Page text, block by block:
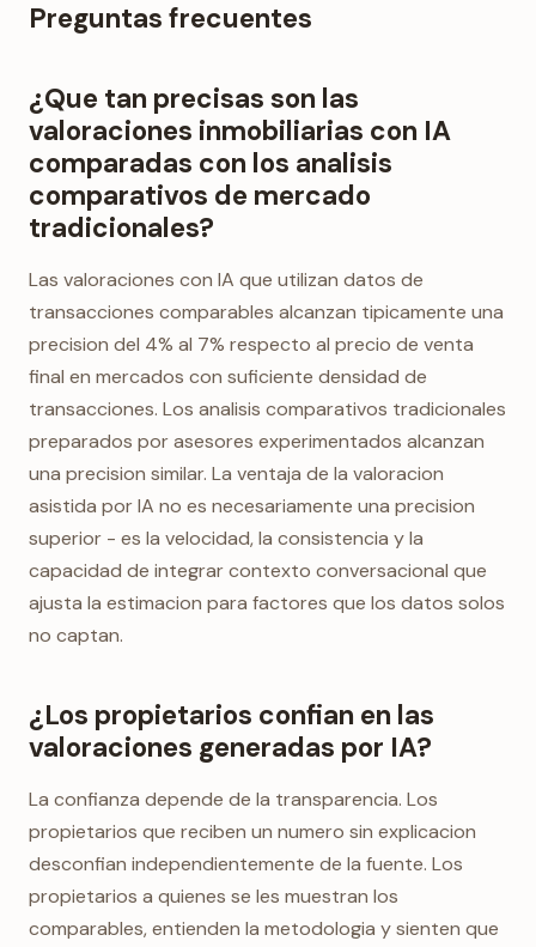
Preguntas frecuentes
¿Que tan precisas son las
valoraciones inmobiliarias con IA
comparadas con los analisis
comparativos de mercado
tradicionales?
Las valoraciones con IA que utilizan datos de
transacciones comparables alcanzan tipicamente una
precision del 4% al 7% respecto al precio de venta
final en mercados con suficiente densidad de
transacciones. Los analisis comparativos tradicionales
preparados por asesores experimentados alcanzan
una precision similar. La ventaja de la valoracion
asistida por IA no es necesariamente una precision
superior - es la velocidad, la consistencia y la
capacidad de integrar contexto conversacional que
ajusta la estimacion para factores que los datos solos
no captan.
¿Los propietarios confian en las
valoraciones generadas por IA?
La confianza depende de la transparencia. Los
propietarios que reciben un numero sin explicacion
desconfian independientemente de la fuente. Los
propietarios a quienes se les muestran los
comparables, entienden la metodologia y sienten que